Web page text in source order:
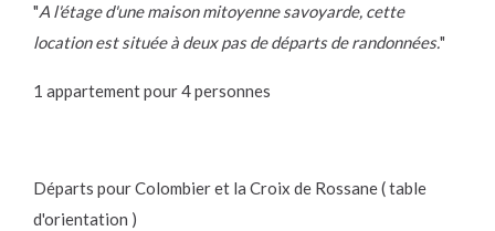
"A l'étage d'une maison mitoyenne savoyarde, cette
location est située à deux pas de départs de randonnées."
1 appartement pour 4 personnes
Départs pour Colombier et la Croix de Rossane ( table
d'orientation )